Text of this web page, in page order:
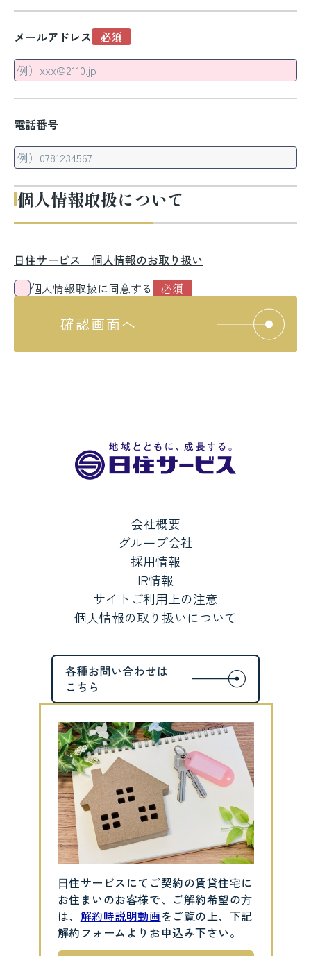
メールアドレス
電話番号
個人情報取扱について
日住サービス 個人情報のお取り扱い
個人情報取扱に同意する
確認画面へ
会社概要
グループ会社
採用情報
IR情報
サイトご利用上の注意
個人情報の取り扱いについて
⽇住サービスにてご契約の賃貸住宅に
お住まいのお客様で、ご解約希望の⽅
は、 解約時説明動画をご覧の上、下記
解約フォームよりお申込み下さい。